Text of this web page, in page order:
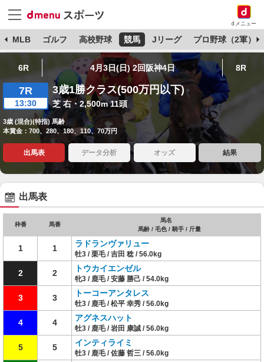
dメニュー
MLB ゴルフ 高校野球 競馬 Jリーグ プロ野球（2軍）
6R 4月3日(日) 2回阪神4日 8R
7R
13:30
3歳1勝クラス(500万円以下)
芝 右・2,500m 11頭
3歳 (混合)(特指) 馬齢
本賞金：700、280、180、110、70万円
出馬表 データ分析 オッズ 結果
出馬表
枠番 馬番
馬名
馬齢 / 毛色 / 騎手 / 斤量
1 1 ラドランヴァリュー
牡3 / 栗毛 / 吉田 稔 / 56.0kg
2 2 トウカイエンゼル
牝3 / 鹿毛 / 安藤 勝己 / 54.0kg
3 3 トーコーアンタレス
牡3 / 鹿毛 / 松平 幸秀 / 56.0kg
4 4 アグネスハット
牡3 / 鹿毛 / 岩田 康誠 / 56.0kg
5 5 インティライミ
牡3 / 鹿毛 / 佐藤 哲三 / 56.0kg